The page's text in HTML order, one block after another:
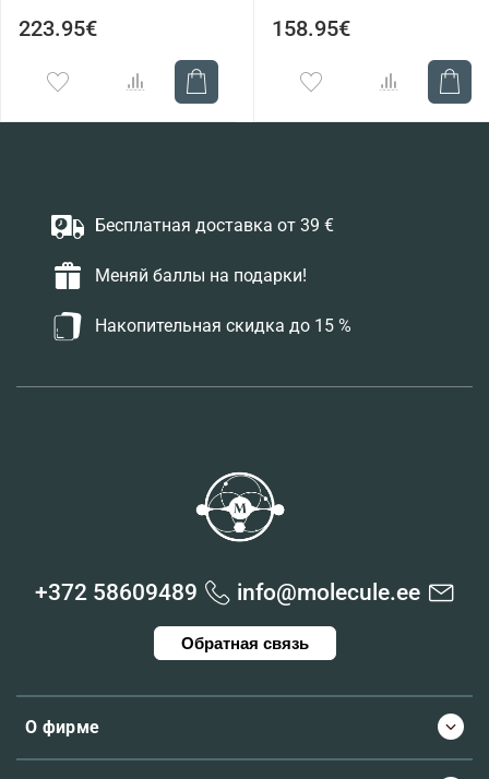
223.95€ 158.95€
Бесплатная доставка от 39 €
Меняй баллы на подарки!
Накопительная скидка до 15 %
О фирме
+372 58609489 info@molecule.ee
Обратная связь